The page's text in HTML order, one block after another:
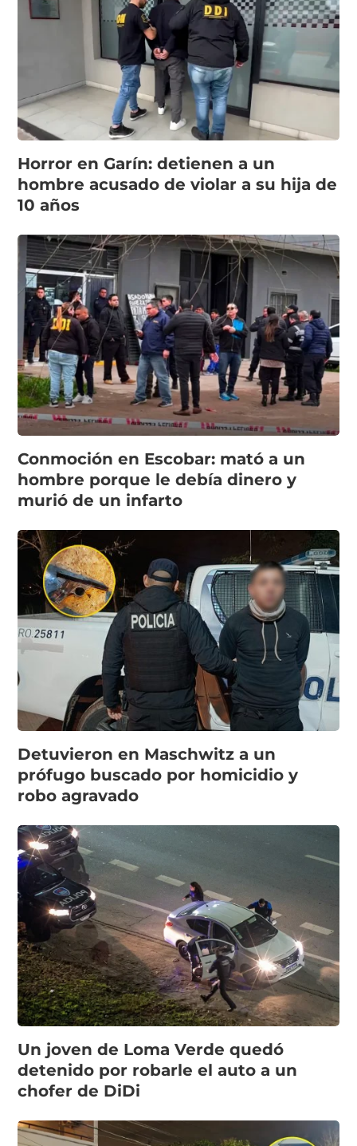
Horror en Garín: detienen a un
hombre acusado de violar a su hija de
10 años
Conmoción en Escobar: mató a un
hombre porque le debía dinero y
murió de un infarto
Detuvieron en Maschwitz a un
prófugo buscado por homicidio y
robo agravado
Un joven de Loma Verde quedó
detenido por robarle el auto a un
chofer de DiDi